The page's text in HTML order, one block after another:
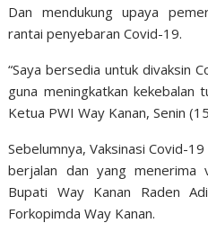
Dan mendukung upaya
rantai penyebaran Covid-19.
“Saya bersedia untuk divaksin
guna meningkatkan kekebalan
Ketua PWI Way Kanan, Senin
Sebelumnya, Vaksinasi Covid-
berjalan dan yang menerima
Bupati Way Kanan Raden
Forkopimda Way Kanan.